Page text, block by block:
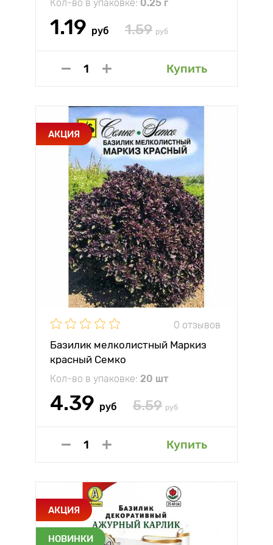
Кол-во в упаковке: 0.25 г
1.19 руб 1.59 руб
Купить
АКЦИЯ
0 отзывов
Базилик мелколистный Маркиз
красный Семко
Кол-во в упаковке: 20 шт
4.39 руб 5.59 руб
Купить
АКЦИЯ
НОВИНКИ